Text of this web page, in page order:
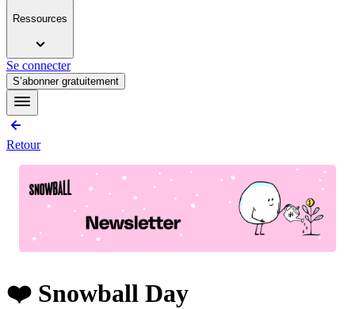
Ressources
Se connecter
S’abonner gratuitement
Retour
❤️ Snowball Day